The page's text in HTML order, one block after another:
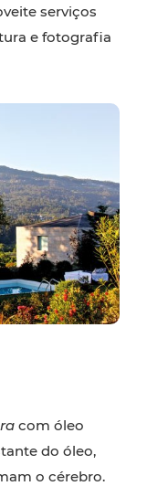
serviços
e fotografia
com óleo
do óleo,
o cérebro.